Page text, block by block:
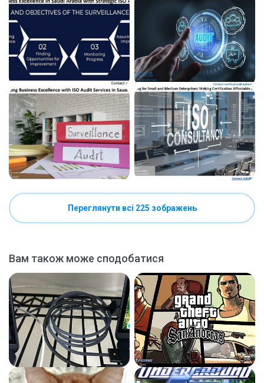
Переглянути всі 225 зображень
Вам також може сподобатися